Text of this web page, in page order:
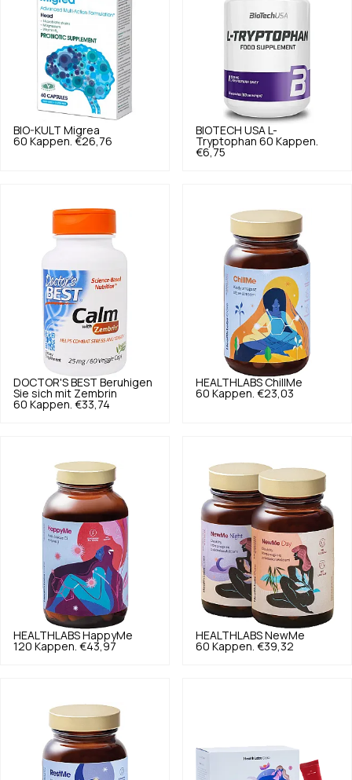
BIO-KULT Migrea
60 Kappen. €26,76
BIOTECH USA L-
Tryptophan 60 Kappen.
€6,75
DOCTOR'S BEST Beruhigen
Sie sich mit Zembrin
60 Kappen. €33,74
HEALTHLABS ChillMe
60 Kappen. €23,03
HEALTHLABS HappyMe
120 Kappen. €43,97
HEALTHLABS NewMe
60 Kappen. €39,32